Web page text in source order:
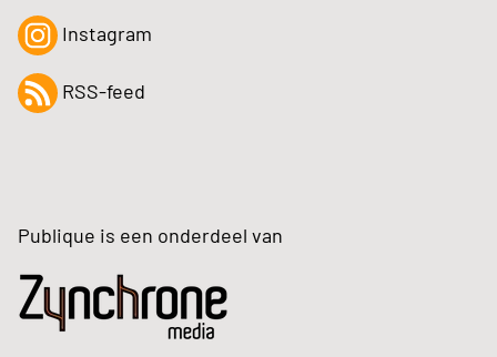
Instagram
RSS-feed
Publique is een onderdeel van